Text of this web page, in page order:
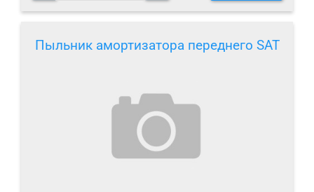
Пыльник амортизатора переднего SAT